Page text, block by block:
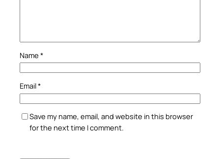
Name *
Email*
Save my name, email, and website in this browser
for the next time I comment.